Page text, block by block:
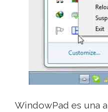
WindowPad es una